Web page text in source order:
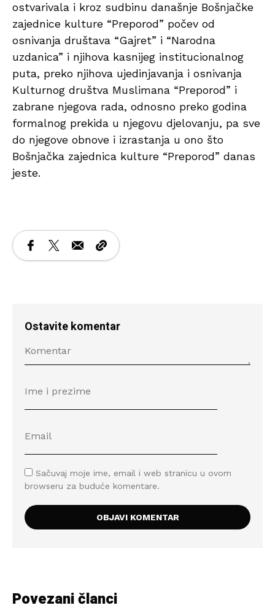
ostvarivala i kroz sudbinu današnje Bošnjačke
zajednice kulture “Preporod” počev od
osnivanja društava “Gajret” i “Narodna
uzdanica” i njihova kasnijeg institucionalnog
puta, preko njihova ujedinjavanja i osnivanja
Kulturnog društva Muslimana “Preporod” i
zabrane njegova rada, odnosno preko godina
formalnog prekida u njegovu djelovanju, pa sve
do njegove obnove i izrastanja u ono što
Bošnjačka zajednica kulture “Preporod” danas
jeste.
Ostavite komentar
Sačuvaj moje ime, email i web stranicu u ovom
browseru za buduće komentare.
Povezani članci